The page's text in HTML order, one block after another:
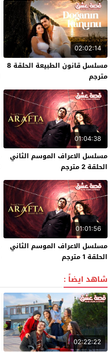
02:02:14
مسلسل قانون الطبيعة الحلقة 8
مترجم
01:04:38
مسلسل الاعراف الموسم الثاني
الحلقة 2 مترجم
01:01:56
مسلسل الاعراف الموسم الثاني
الحلقة 1 مترجم
شاهد ايضاً :
02:22:22